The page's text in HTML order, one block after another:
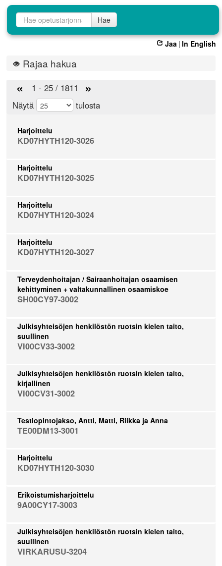
Opetustarjontahaku
Hae
Jaa | In English
Rajaa hakua
« 1 - 25 / 1811 »
Näytä tulosta
Harjoittelu
KD07HYTH120-3026
Harjoittelu
KD07HYTH120-3025
Harjoittelu
KD07HYTH120-3024
Harjoittelu
KD07HYTH120-3027
Terveydenhoitajan / Sairaanhoitajan osaamisen
kehittyminen + valtakunnallinen osaamiskoe
SH00CY97-3002
Julkisyhteisöjen henkilöstön ruotsin kielen taito,
suullinen
VI00CV33-3002
Julkisyhteisöjen henkilöstön ruotsin kielen taito,
kirjallinen
VI00CV31-3002
Testiopintojakso, Antti, Matti, Riikka ja Anna
TE00DM13-3001
Harjoittelu
KD07HYTH120-3030
Erikoistumisharjoittelu
9A00CY17-3003
Julkisyhteisöjen henkilöstön ruotsin kielen taito,
suullinen
VIRKARUSU-3204